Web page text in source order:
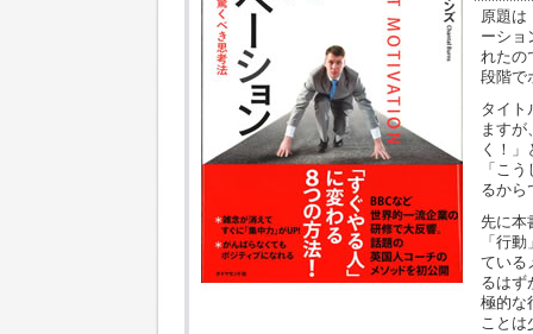
原題は
ーショ
れたの
段階で
タイト
ますが
く！
「こ
るから
先に本
「行
ている
るはず
極的な
ことは